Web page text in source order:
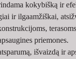
kokybišką ir
ir ilgaamžiškai,
priemones.
išvaizdą ir